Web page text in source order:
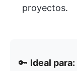
proyectos.
🔑 Ideal para: